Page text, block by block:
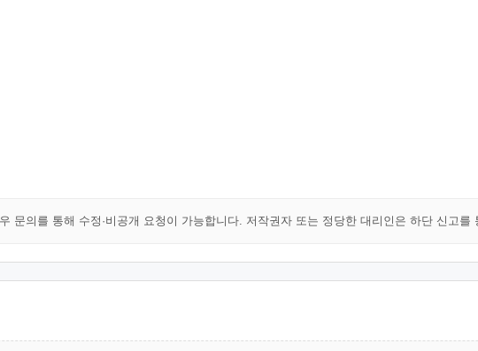
문의를 통해 수정·비공개 요청이 가능합니다. 저작권자 또는 정당한 대리인은 하단 신고를